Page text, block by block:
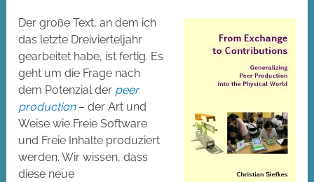
Der große Text, an dem ich
das letzte Dreivierteljahr
gearbeitet habe, ist fertig. Es
geht um die Frage nach
dem Potenzial der peer
production– der Art und
Weise wie Freie Software
und Freie Inhalte produziert
werden. Wir wissen, dass
diese neue